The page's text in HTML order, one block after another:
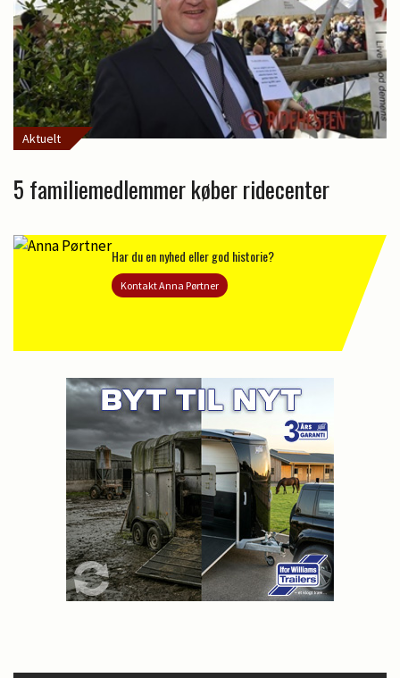
Aktuelt
5 familiemedlemmer køber ridecenter
Har du en nyhed eller god historie?
Kontakt Anna Pørtner